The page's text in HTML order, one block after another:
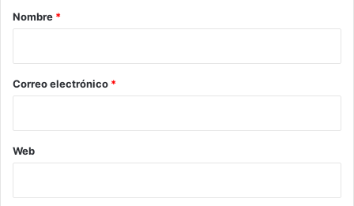
r
*
Nombre *
Correo electrónico *
Web